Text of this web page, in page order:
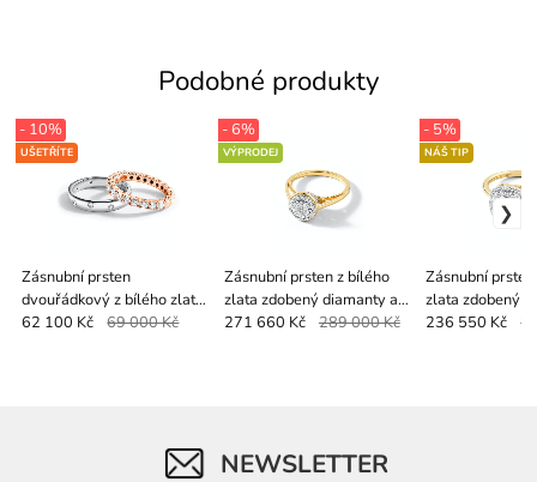
Podobné produkty
Zásnubní prsten
dvouřádkový z bílého zlata
zdobený diamanty a větším
UŠETŘÍTE
- 10%
62 100 Kč 69 000 Kč
Zásnubní prsten z bílého
zlata zdobený diamanty a
větším bílým diamantem
VÝPRODEJ
- 6%
271 660 Kč 289 000 Kč
Zásnubní
zlata zdobený
větším bílým
NÁŠ TIP
- 5%
236 550 Kč
NEWSLETTER